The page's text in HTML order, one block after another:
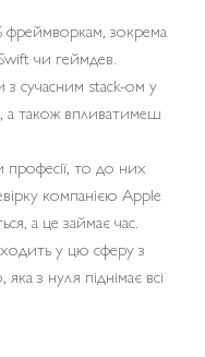
фреймворкам, зокрема
чи геймдев.
сучасним stack-ом у
а також впливатимеш
то до них
компанією Apple
а це займає час.
у цю сферу з
з нуля піднімає всі